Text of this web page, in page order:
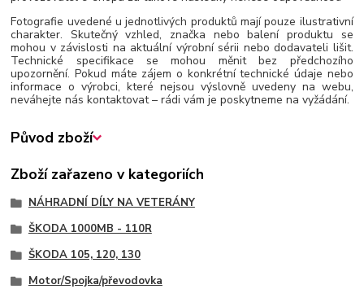
Fotografie uvedené u jednotlivých produktů mají pouze ilustrativní
charakter. Skutečný vzhled, značka nebo balení produktu se
mohou v závislosti na aktuální výrobní sérii nebo dodavateli lišit.
Technické specifikace se mohou měnit bez předchozího
upozornění. Pokud máte zájem o konkrétní technické údaje nebo
informace o výrobci, které nejsou výslovně uvedeny na webu,
neváhejte nás kontaktovat – rádi vám je poskytneme na vyžádání.
Původ zboží
Zboží zařazeno v kategoriích
NÁHRADNÍ DÍLY NA VETERÁNY
ŠKODA 1000MB - 110R
ŠKODA 105, 120, 130
Motor/Spojka/převodovka